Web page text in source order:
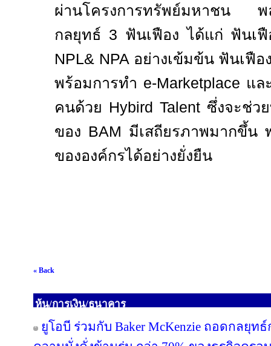
ผ่านโครงการทรัพย์มหาชน
กลยุทธ์ 3 ฟันเฟือง ได้แก่ ฟันเ
NPL& NPA อย่างเข้มข้น ฟันเฟือ
พร้อมการทำ e-Marketplace แล
คนด้วย Hybird Talent ซึ่งจะช่ว
ของ BAM มีเสถียรภาพมากขึ้น
ขององค์กรได้อย่างยั่งยืน
« Back
หุ้น/การเงิน/ธนาคาร
ยูโอบี ร่วมกับ Baker McKenzie ถอดกลยุท